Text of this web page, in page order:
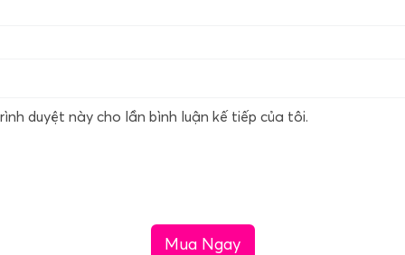
duyệt này cho lần bình luận kế tiếp của tôi.
Mua Ngay